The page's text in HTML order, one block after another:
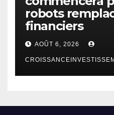
robots
financiers
AOÛT 6, 2026